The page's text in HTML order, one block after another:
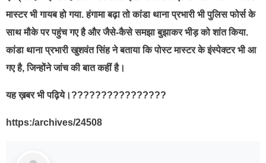
मास्टर भी गायब हो गया. हंगामा बढ़ा तो कांडा थाना प्रभारी भी पुलिस फोर्स के
साथ मौके पर पहुंच गए है और जैसे-कैसे समझा बुझाकर भीड़ को शांत किया.
कांडा थाना प्रभारी खुशवंत सिंह ने बताया कि पोस्ट मास्टर के इंस्पेक्टर भी आ
गए है, जिन्होंने जांच की बात कहीं है।
यह ख़बर भी पढ़िये।????????????????
https:/archives/24508